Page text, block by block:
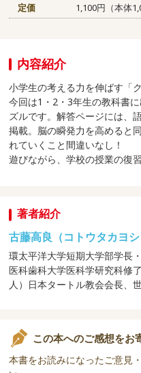
定価
1,100円（本体
内容紹介
小学生の考える力を伸ばす「
今回は1・2・3年生の教科書
ズルです。解答ページには、
掲載。脳の瞬発力を高めると
れていくこと間違いなし！
遊びながら、学校の授業の復
著者紹介
古藤高良（コトウタカヨシ
環太平洋大学短期大学部学長
医科歯科大学医科学研究科修
人）日本タートル教会会長、
この本へのご感想をお
本書をお読みになったご意見